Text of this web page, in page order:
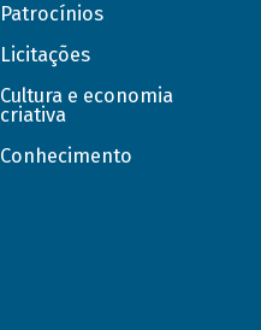
Patrocínios
Licitações
Cultura e economia
criativa
Conhecimento